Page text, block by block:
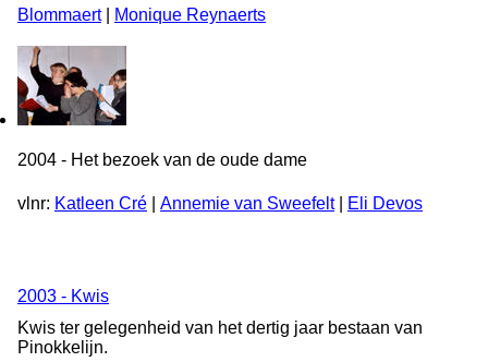
Blommaert| Monique Reynaerts
2004 - Het bezoek van de oude dame
vlnr: Katleen Cré Annemie van Sweefelt| Eli Devos
2003 - Kwis
Kwis ter gelegenheid van het dertig jaar bestaan van
Pinokkelijn.